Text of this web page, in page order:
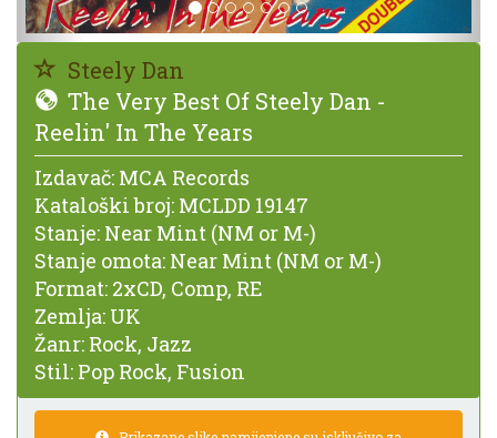
Steely Dan
The Very Best Of Steely Dan -
Reelin' In The Years
Izdavač: MCA Records
Kataloški broj: MCLDD 19147
Stanje: Near Mint (NM or M-)
Stanje omota: Near Mint (NM or M-)
Format: 2xCD, Comp, RE
Zemlja: UK
Žanr: Rock, Jazz
Stil: Pop Rock, Fusion